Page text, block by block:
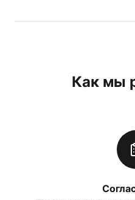
Как мы